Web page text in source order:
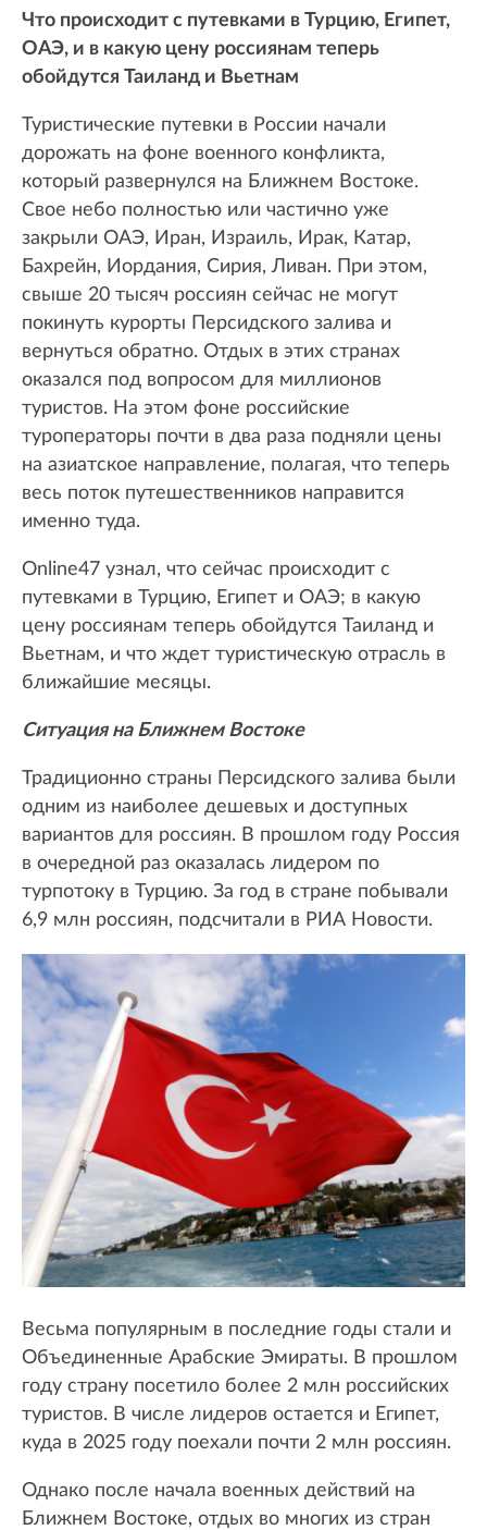
Что происходит с путевками в Турцию, Египет,
ОАЭ, и в какую цену россиянам теперь
обойдутся Таиланд и Вьетнам
Туристические путевки в России начали
дорожать на фоне военного конфликта,
который развернулся на Ближнем Востоке.
Свое небо полностью или частично уже
закрыли ОАЭ, Иран, Израиль, Ирак, Катар,
Бахрейн, Иордания, Сирия, Ливан. При этом,
свыше 20 тысяч россиян сейчас не могут
покинуть курорты Персидского залива и
вернуться обратно. Отдых в этих странах
оказался под вопросом для миллионов
туристов. На этом фоне российские
туроператоры почти в два раза подняли цены
на азиатское направление, полагая, что теперь
весь поток путешественников направится
именно туда.
Online47 узнал, что сейчас происходит с
путевками в Турцию, Египет и ОАЭ; в какую
цену россиянам теперь обойдутся Таиланд и
Вьетнам, и что ждет туристическую отрасль в
ближайшие месяцы.
Ситуация на Ближнем Востоке
Традиционно страны Персидского залива были
одним из наиболее дешевых и доступных
вариантов для россиян. В прошлом году Россия
в очередной раз оказалась лидером по
турпотоку в Турцию. За год в стране побывали
6,9 млн россиян, подсчитали в РИА Новости.
Весьма популярным в последние годы стали и
Объединенные Арабские Эмираты. В прошлом
году страну посетило более 2 млн российских
туристов. В числе лидеров остается и Египет,
куда в 2025 году поехали почти 2 млн россиян.
Однако после начала военных действий на
Ближнем Востоке, отдых во многих из стран